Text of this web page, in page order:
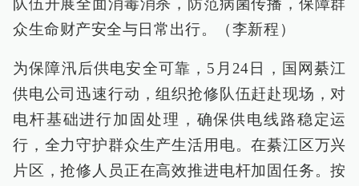
队伍开展全面消毒消杀，防范病菌传播，保障群
众生命财产安全与日常出行。（李新程）
为保障汛后供电安全可靠，5月24日，国网綦江
供电公司迅速行动，组织抢修队伍赶赴现场，对
电杆基础进行加固处理，确保供电线路稳定运
行，全力守护群众生产生活用电。在綦江区万兴
片区，抢修人员正在高效推进电杆加固任务。按